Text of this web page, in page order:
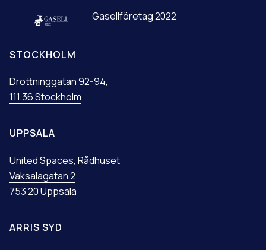
Gasellföretag 2022
STOCKHOLM
Drottninggatan 92-94,
111 36 Stockholm
UPPSALA
United Spaces, Rådhuset
Vaksalagatan 2
753 20 Uppsala
ARRIS SYD